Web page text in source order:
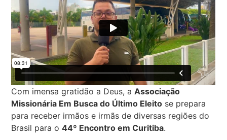
Com imensa gratidão a Deus, aAssociação
Missionária Em Busca do Último Eleito se prepara
para receber irmãos e irmãs de diversas regiões do
Brasil para o44º Encontro em Curitiba.